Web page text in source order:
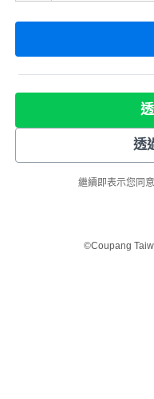
透
繼續即表示您同
©Coupang